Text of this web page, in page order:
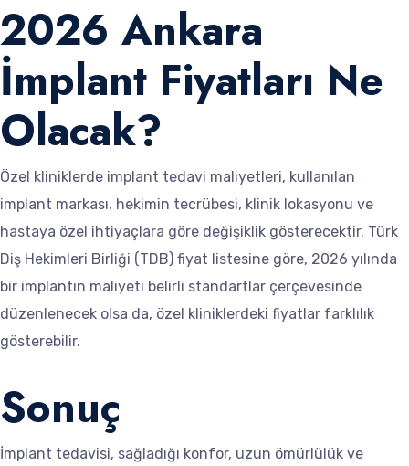
2026 Ankara
İmplant Fiyatları Ne
Olacak?
Özel kliniklerde implant tedavi maliyetleri, kullanılan
implant markası, hekimin tecrübesi, klinik lokasyonu ve
hastaya özel ihtiyaçlara göre değişiklik gösterecektir. Türk
Diş Hekimleri Birliği (TDB) fiyat listesine göre, 2026 yılında
bir implantın maliyeti belirli standartlar çerçevesinde
düzenlenecek olsa da, özel kliniklerdeki fiyatlar farklılık
gösterebilir.
Sonuç
İmplant tedavisi, sağladığı konfor, uzun ömürlülük ve